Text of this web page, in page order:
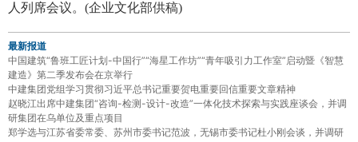
人列席会议。(企业文化部供稿)
最新报道
中国建筑“鲁班工匠计划-中国行”“海星工作坊”“青年吸引力工作室”启动暨《智慧
建造》第二季发布会在京举行
中建集团党组学习贯彻习近平总书记重要贺电重要回信重要文章精神
赵晓江出席中建集团“咨询-检测-设计-改造”一体化技术探索与实践座谈会，并调
研集团在乌单位及重点项目
郑学选与江苏省委常委、苏州市委书记范波，无锡市委书记杜小刚会谈，并调研